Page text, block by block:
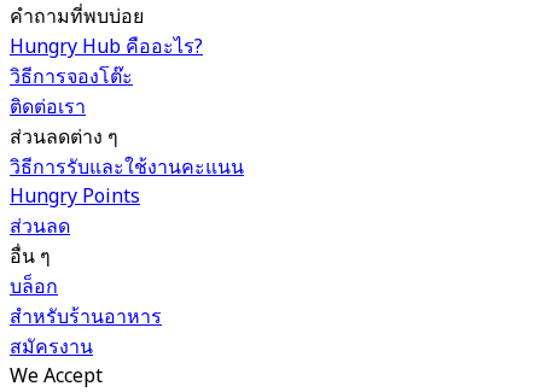
คำถามที่พบบ่อย
Hungry Hub คืออะไร?
วิธีการจองโต๊ะ
ติดต่อเรา
ส่วนลดต่าง ๆ
วิธีการรับและใช้งานคะแนน
Hungry Points
ส่วนลด
อื่น ๆ
บล็อก
สำหรับร้านอาหาร
สมัครงาน
We Accept